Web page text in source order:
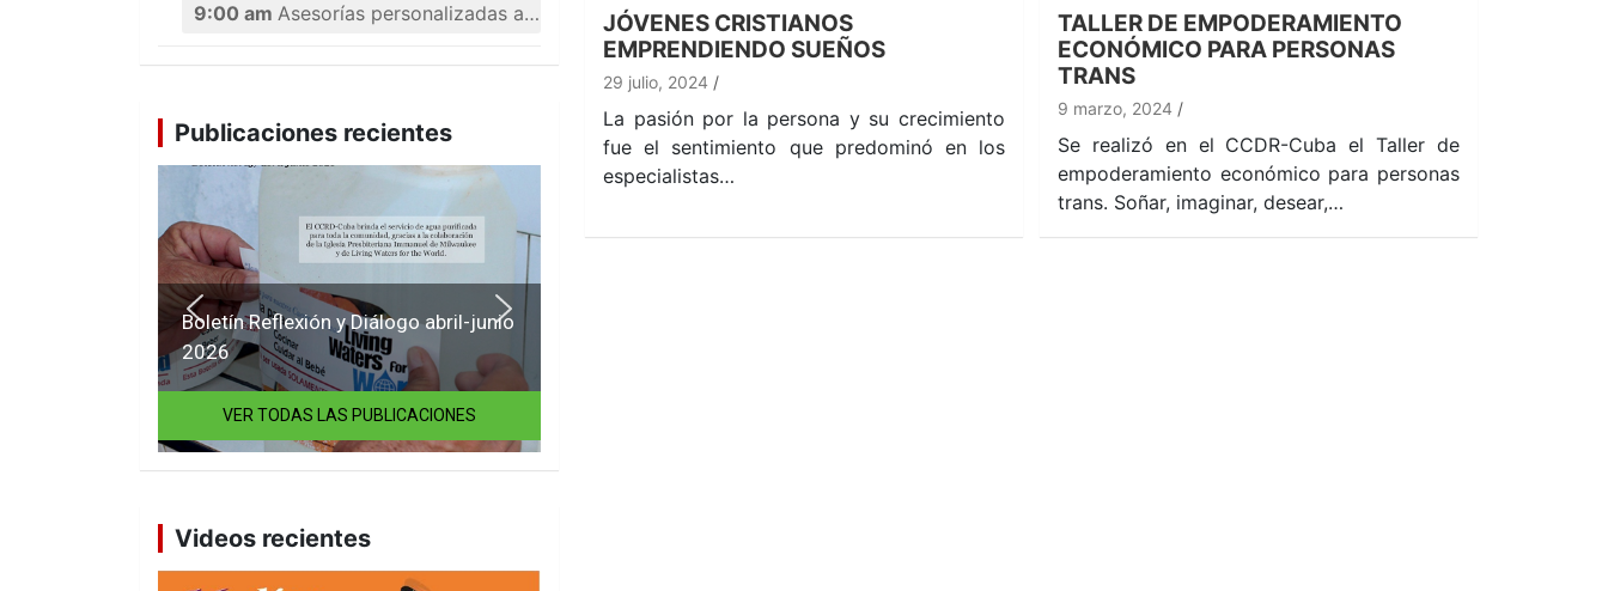
JÓVENES CRISTIANOS
EMPRENDIENDO SUEÑOS
29 julio, 2024
La pasión por la persona y su crecimiento
fue el sentimiento que predominó en los
especialistas…
TALLER DE EMPODERAMIENTO
ECONÓMICO PARA PERSONAS
TRANS
9 marzo, 2024
Se realizó en el CCDR-Cuba el Taller de
empoderamiento económico para personas
trans. Soñar, imaginar, desear,…
9:00 am Asesorías personalizadas a emprendedores
Publicaciones recientes
Boletín Reflexión y Diálogo abril-junio
2026
VER TODAS LAS PUBLICACIONES
Videos recientes